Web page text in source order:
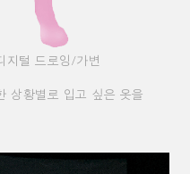
지털 드로잉/가변
상황별로 입고 싶은 옷을